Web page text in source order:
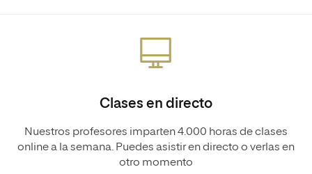
Clases en directo
Nuestros profesores imparten 4.000 horas de clases
online a la semana. Puedes asistir en directo o verlas en
otro momento